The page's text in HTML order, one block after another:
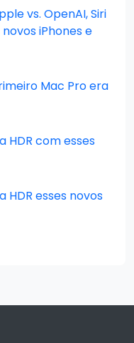
vs. OpenAI, Siri
iPhones e
Mac Pro era
HDR com esses
esses novos